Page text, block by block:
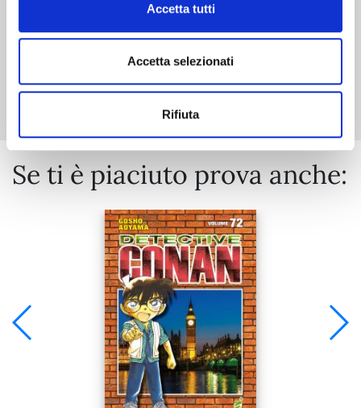
Accetta tutti
Accetta selezionati
Rifiuta
Se ti è piaciuto prova anche: